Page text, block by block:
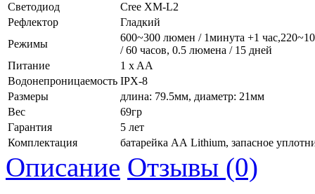
Светодиод
Cree XM-L2
Рефлектор
Гладкий
Режимы
600~300 люмен / 1минута +1
/ 60 часов, 0.5 люмена / 15 дней
Питание
1 x AA
Водонепроницаемость IPX-8
Размеры
длина: 79.5мм, диаметр: 21мм
Вес
69гр
Гарантия
5 лет
Комплектация
батарейка АА Lithium, запасное
Описание Отзывы (0)